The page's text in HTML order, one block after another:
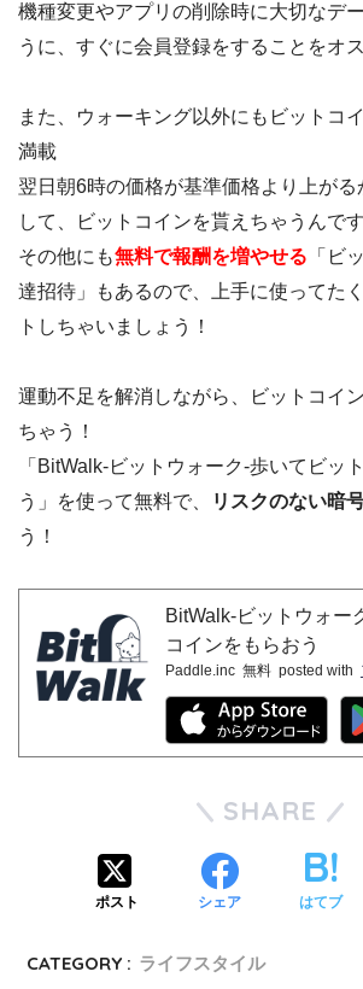
機種変更やアプリの削除時に大切なデ
うに、すぐに会員登録をすることをオ
また、ウォーキング以外にもビットコ
満載
翌日朝6時の価格が基準価格より上がる
して、ビットコインを貰えちゃうんです
その他にも無料で報酬を増やせる 「ビ
達招待」もあるので、上手に使ってた
トしちゃいましょう！
運動不足を解消しながら、ビットコイ
ちゃう！
「BitWalk-ビットウォーク-歩いてビッ
う」を使って無料で、
リスクのない暗
う！
BitWalk-ビットウォー
コインをもらおう
Paddle.inc 無料 posted with
SHARE
ポスト シェア はてブ
CATEGORY : ライフスタイル